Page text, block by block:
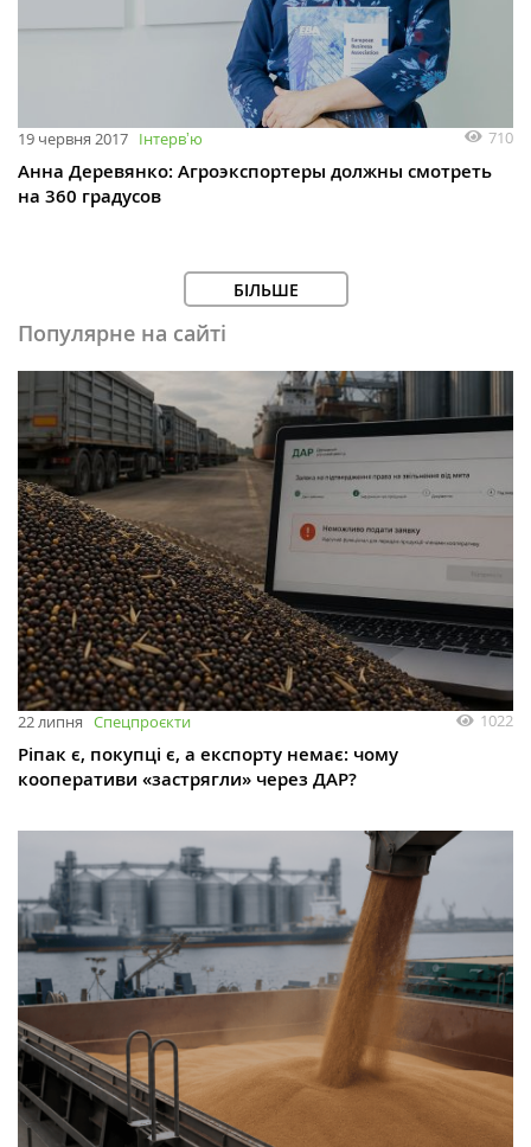
19 червня 2017 Інтервʼю 710
Анна Деревянко: Агроэкспортеры должны смотреть
на 360 градусов
БІЛЬШЕ
Популярне на сайті
22 липня Спецпроєкти 1022
Ріпак є, покупці є, а експорту немає: чому
кооперативи «застрягли» через ДАР?